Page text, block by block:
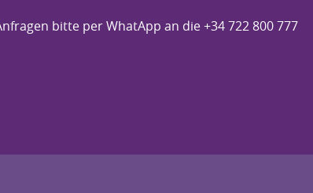
bitte per WhatApp an die +34 722 800 777